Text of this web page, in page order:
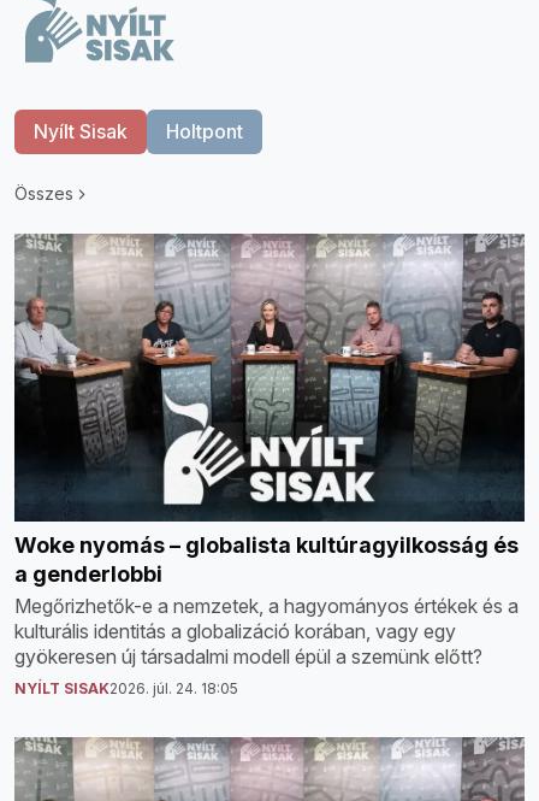
Nyílt Sisak Holtpont
Összes
Woke nyomás – globalista kultúragyilkosság és
a genderlobbi
Megőrizhetők-e a nemzetek, a hagyományos értékek és a
kulturális identitás a globalizáció korában, vagy egy
gyökeresen új társadalmi modell épül a szemünk előtt?
NYÍLT SISAK2026. júl. 24. 18:05